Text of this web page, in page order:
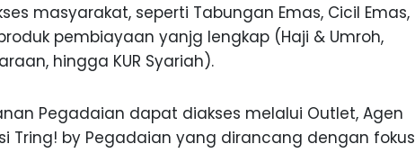
masyarakat, seperti Tabungan Emas, Cicil Emas,
pembiayaan yanjg lengkap (Haji & Umroh,
hingga KUR Syariah).
Pegadaian dapat diakses melalui Outlet, Agen
Tring! by Pegadaian yang dirancang dengan fokus